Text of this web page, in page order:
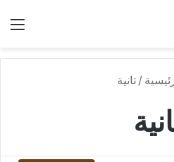
/ تانية